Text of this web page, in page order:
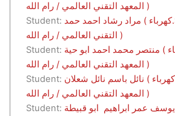
المعهد التقني العالمي / رام الله )
Student: مراد رشاد احمد حمد ( كهرباء.S2.2023 - المعهد
التقني العالمي / رام الله )
Student: منتصر محمد احمد ابو حية ( كهرباء.S2.2023 -
المعهد التقني العالمي / رام الله )
Student: نائل باسم نائل شعلان ( كهرباء.S2.2023 -
المعهد التقني العالمي / رام الله )
Student: يوسف عمر ابراهيم ابو قبيطة ( كهرباء.S2.2023